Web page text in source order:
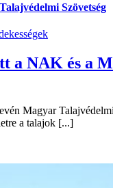
Szövetség
a NAK és a
Magyar
a talajok [...]